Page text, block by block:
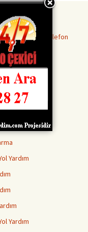
Şirketleri Telefon
Yardım
Yardım